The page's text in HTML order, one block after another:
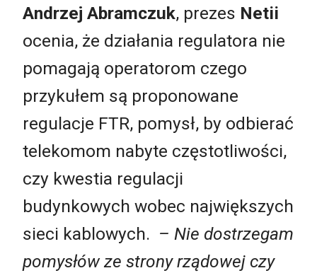
Andrzej Abramczuk, prezes Netii
ocenia, że działania regulatora nie
pomagają operatorom czego
przykułem są proponowane
regulacje FTR, pomysł, by odbierać
telekomom nabyte częstotliwości,
czy kwestia regulacji
budynkowych wobec największych
sieci kablowych. – Nie dostrzegam
pomysłów ze strony rządowej czy